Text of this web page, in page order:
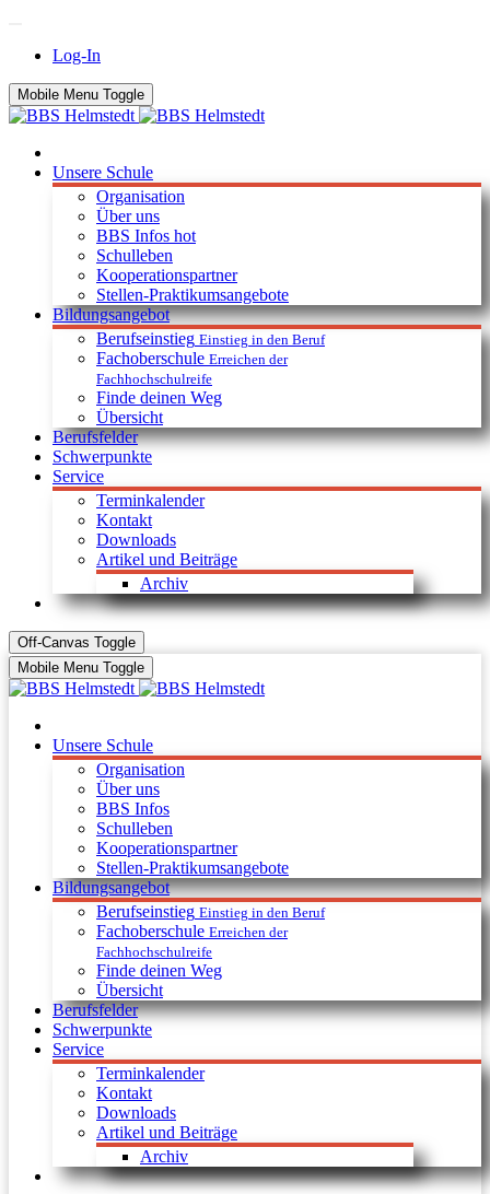
Log-In
Mobile Menu Toggle
Unsere Schule
Organisation
Über uns
BBS Infos hot
Schulleben
Kooperationspartner
Stellen-Praktikumsangebote
Bildungsangebot
Berufseinstieg Einstieg in den Beruf
Fachoberschule Erreichen der
Fachhochschulreife
Finde deinen Weg
Übersicht
Berufsfelder
Schwerpunkte
Service
Terminkalender
Kontakt
Downloads
Artikel und Beiträge
Archiv
Off-Canvas Toggle
Mobile Menu Toggle
Unsere Schule
Organisation
Über uns
BBS Infos
Schulleben
Kooperationspartner
Stellen-Praktikumsangebote
Bildungsangebot
Berufseinstieg Einstieg in den Beruf
Fachoberschule Erreichen der
Fachhochschulreife
Finde deinen Weg
Übersicht
Berufsfelder
Schwerpunkte
Service
Terminkalender
Kontakt
Downloads
Artikel und Beiträge
Archiv